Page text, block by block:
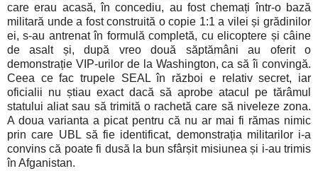
care erau acasă, în concediu, au fost chemați într-o bază
militară unde a fost construită o copie 1:1 a vilei și grădinilor
ei, s-au antrenat în formulă completă, cu elicoptere și câine
de asalt și, după vreo două săptămâni au oferit o
demonstrație VIP-urilor de la Washington, ca să îi convingă.
Ceea ce fac trupele SEAL în război e relativ secret, iar
oficialii nu știau exact dacă să aprobe atacul pe tărâmul
statului aliat sau să trimită o rachetă care să niveleze zona.
A doua varianta a picat pentru că nu ar mai fi rămas nimic
prin care UBL să fie identificat, demonstrația militarilor i-a
convins că poate fi dusă la bun sfârșit misiunea și i-au trimis
în Afganistan.